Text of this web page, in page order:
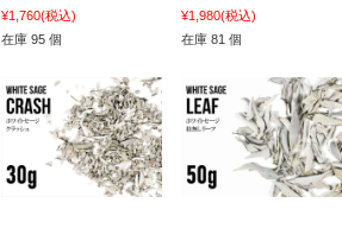
¥1,760(税込)
在庫 95 個
¥1,980(税込)
在庫 81 個